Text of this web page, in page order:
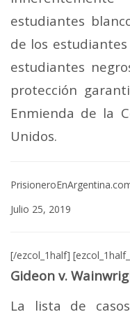
estudiantes
de los
estudiantes
protección
Enmienda de la
Unidos.
Julio 25, 2019
[/ezcol_1half]
Gideon v.
La lista de